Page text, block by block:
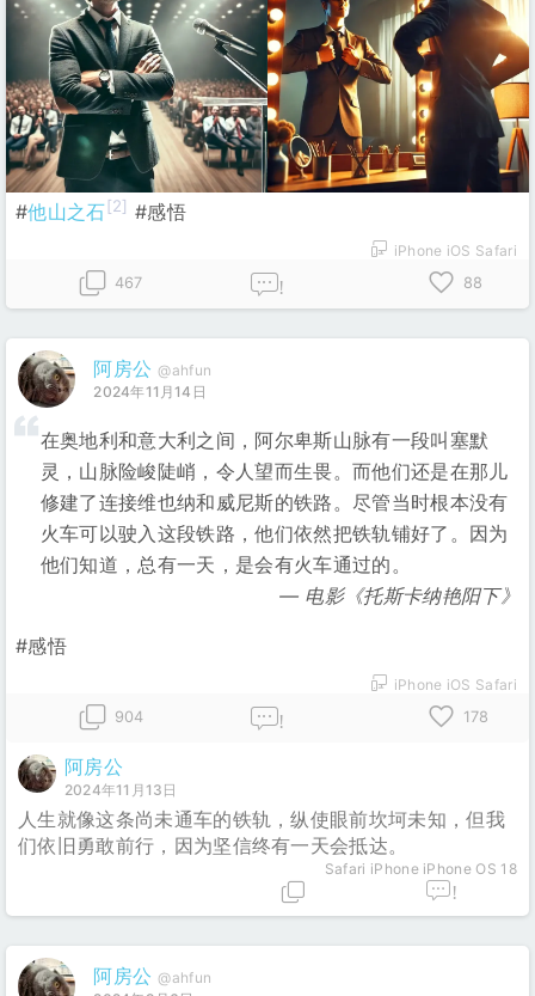
#他山之石[2] #感悟
iPhone iOS Safari
467
! 88
阿房公 @ahfun
2024年11月14日
在奥地利和意大利之间，阿尔卑斯山脉有一段叫塞默
灵，山脉险峻陡峭，令人望而生畏。而他们还是在那儿
修建了连接维也纳和威尼斯的铁路。尽管当时根本没有
火车可以驶入这段铁路，他们依然把铁轨铺好了。因为
他们知道，总有一天，是会有火车通过的。
电影《托斯卡纳艳阳下》
#感悟
iPhone iOS Safari
904
! 178
阿房公
2024年11月13日
人生就像这条尚未通车的铁轨，纵使眼前坎坷未知，但我
们依旧勇敢前行，因为坚信终有一天会抵达。
Safari iPhone iPhone OS 18
!
阿房公 @ahfun